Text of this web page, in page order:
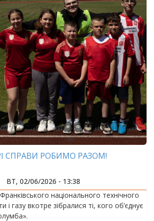
СПРАВИ РОБИМО РАЗОМ!
ВТ, 02/06/2026 - 13:38
національного технічного
і газу вкотре зібралися ті, кого об’єднує